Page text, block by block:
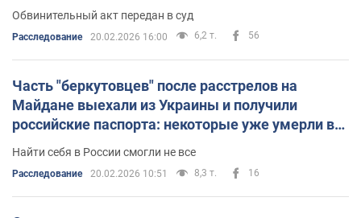
Генштаба ВСУ времен Януковича
Обвинительный акт передан в суд
Расследование 20.02.2026 16:00 6,2 т. 56
Часть "беркутовцев" после расстрелов на
Майдане выехали из Украины и получили
российские паспорта: некоторые уже умерли в
"Вагнере" – медиа
Найти себя в России смогли не все
Расследование 20.02.2026 10:51 8,3 т. 16